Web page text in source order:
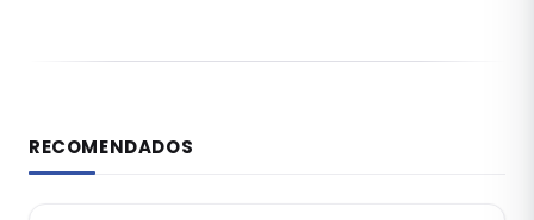
RECOMENDADOS
DERECHO LABORAL